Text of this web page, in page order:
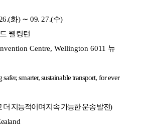
화) ∼09. 27.(수)
웰링턴
Centre, Wellington 6011 뉴
smarter, sustainable transport, for ever
더 지능적이며 지속 가능한 운송 발전)